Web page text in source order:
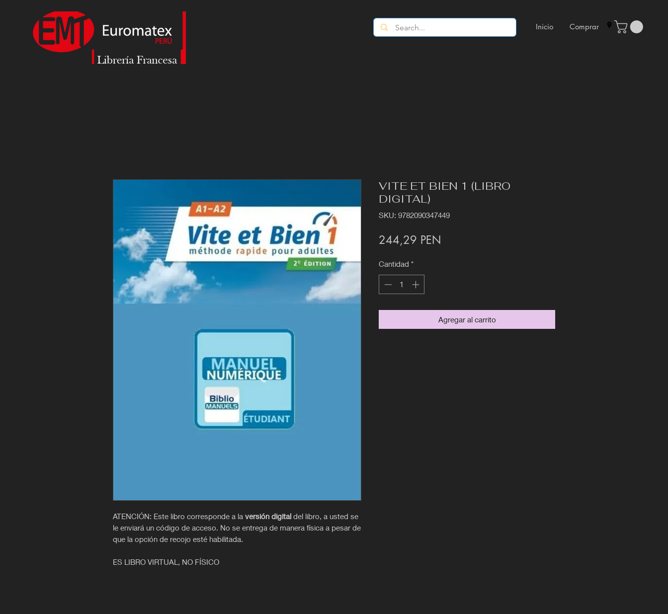
Comprar
Inicio
ATENCIÓN: Este libro corresponde a la versión digital del libro, a usted se
le enviará un código de acceso. No se entrega de manera física a pesar de
que la opción de recojo esté habilitada.
ES LIBRO VIRTUAL, NO FÍSICO
VITE ET BIEN 1 (LIBRO
DIGITAL)
SKU: 9782090347449
244,29 PEN
Cantidad *
Agregar al carrito